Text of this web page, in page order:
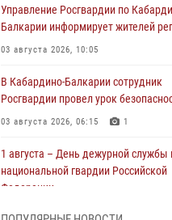
Управление Росгвардии по
Балкарии информирует жителей
03 августа 2026, 10:05
В Кабардино‑Балкарии сотрудник
Росгвардии провел урок
03 августа 2026, 06:15 1
1 августа – День дежурной службы
национальной гвардии Российской
Федерации